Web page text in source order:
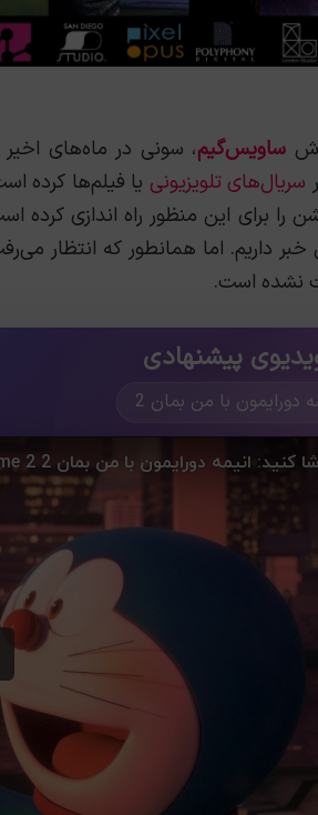
ساویس‌گیم، سونی در ماه‌های
سریال‌های تلویزیونی یا فیلم‌ها
را برای این منظور راه اندازی
خبر داریم. اما همانطور که انتظار
است.
پیشنهادی
دورایمون با من بمان 2